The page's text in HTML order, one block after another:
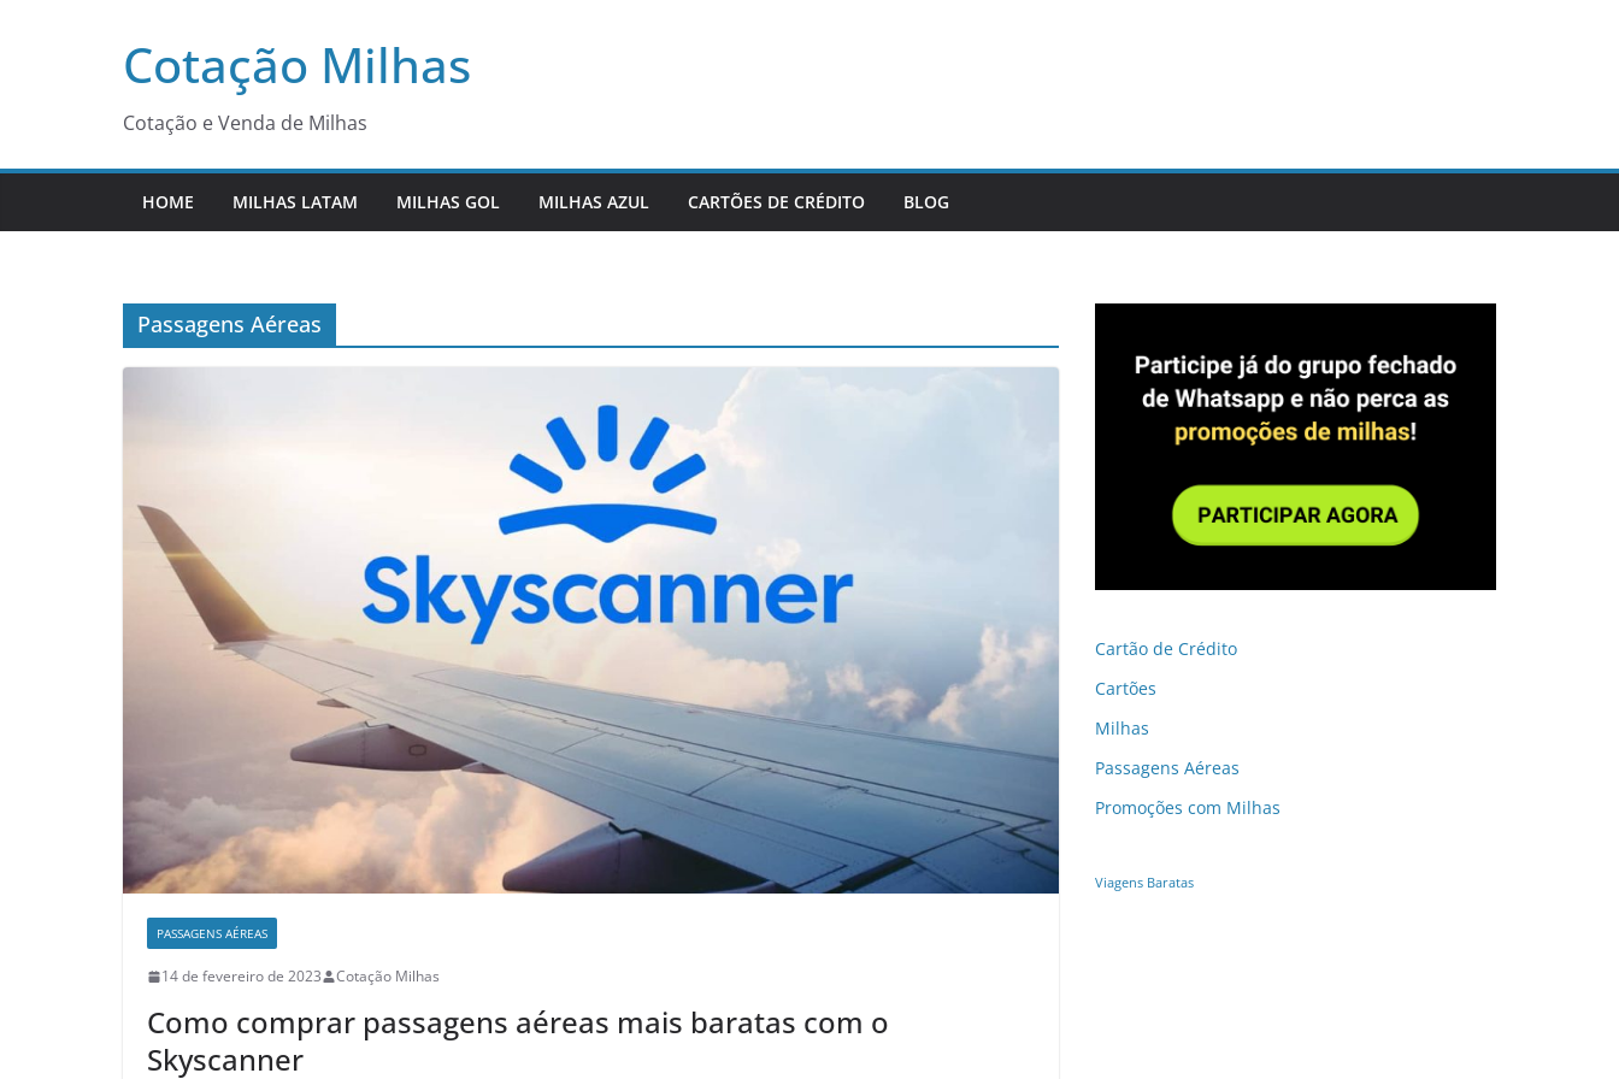
Cotação Milhas
Cotação e Venda de Milhas
HOME MILHAS LATAM MILHAS GOL MILHAS AZUL CARTÕES DE CRÉDITO BLOG
Passagens Aéreas
PASSAGENS AÉREAS
14 de fevereiro de 2023 Cotação Milhas
Como comprar passagens aéreas mais baratas com o
Skyscanner
Cartão de Crédito
Cartões
Milhas
Passagens Aéreas
Promoções com Milhas
Viagens Baratas